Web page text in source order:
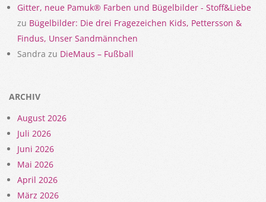
Gitter, neue Pamuk® Farben und Bügelbilder - Stoff&Liebe
zu Bügelbilder: Die drei Fragezeichen Kids, Pettersson &
Findus, Unser Sandmännchen
Sandra zu DieMaus – Fußball
ARCHIV
August 2026
Juli 2026
Juni 2026
Mai 2026
April 2026
März 2026